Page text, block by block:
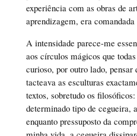
experiência com as obras de
aprendizagem, era
A intensidade parece-me
aos círculos mágicos que
curioso, por outro lado, pensar
tacteava as esculturas
textos, sobretudo os
determinado tipo de cegueira,
enquanto pressuposto da